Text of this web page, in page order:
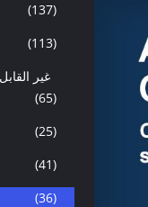
(137)
(113)
غير
(65)
(25)
(41)
(36)